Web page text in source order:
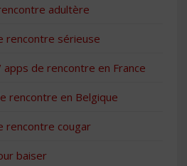
adultère
rencontre sérieuse
de rencontre en France
rencontre en Belgique
rencontre cougar
baiser